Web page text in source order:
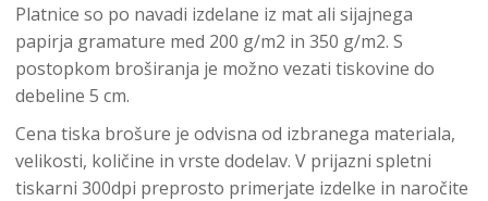
Platnice so po navadi izdelane iz mat ali sijajnega
papirja gramature med 200 g/m2 in 350 g/m2. S
postopkom broširanja je možno vezati tiskovine do
debeline 5 cm.
Cena tiska brošure je odvisna od izbranega materiala,
velikosti, količine in vrste dodelav. V prijazni spletni
tiskarni 300dpi preprosto primerjate izdelke in naročite